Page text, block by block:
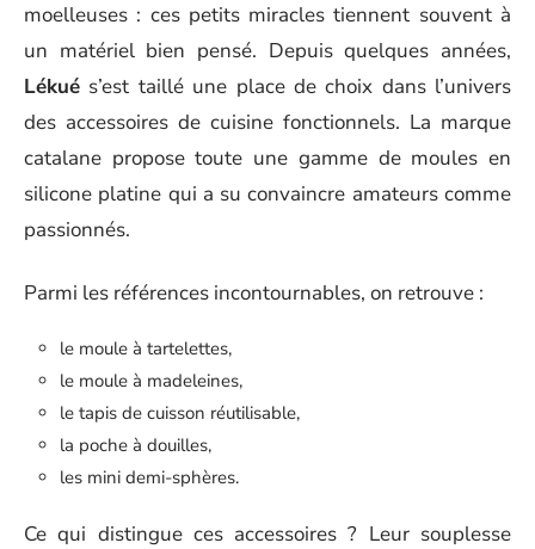
moelleuses : ces petits miracles tiennent souvent à
un matériel bien pensé. Depuis quelques années,
Lékué s’est taillé une place de choix dans l’univers
des accessoires de cuisine fonctionnels. La marque
catalane propose toute une gamme de moules en
silicone platine qui a su convaincre amateurs comme
passionnés.
Parmi les références incontournables, on retrouve :
le moule à tartelettes,
le moule à madeleines,
le tapis de cuisson réutilisable,
la poche à douilles,
les mini demi-sphères.
Ce qui distingue ces accessoires ? Leur souplesse